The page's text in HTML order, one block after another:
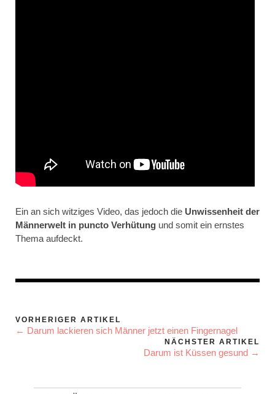
Ein an sich witziges Video, das jedoch die Unwissenheit der
Männerwelt in puncto Verhütung und somit ein ernstes
Thema aufdeckt.
VORHERIGER ARTIKEL
← Darum lackieren sich Männer jetzt einen Fingernagel
NÄCHSTER ARTIKEL
Darum ist Küssen gesund →